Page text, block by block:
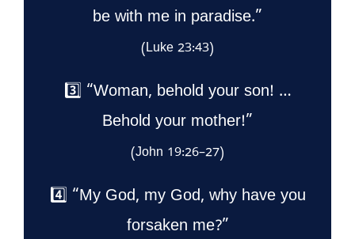
be with me in paradise.”
(Luke 23:43)
3️⃣ “Woman, behold your son! …
Behold your mother!”
(John 19:26–27)
4️⃣ “My God, my God, why have you
forsaken me?”